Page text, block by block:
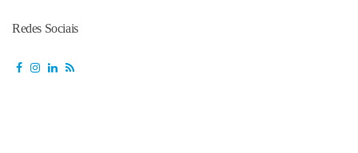
Redes Sociais